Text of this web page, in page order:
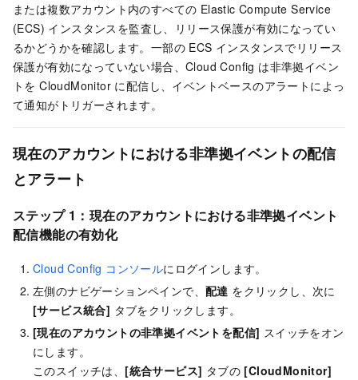
または複数アカウント内のすべての Elastic Compute Service
(ECS) インスタンスを監査し、リリース保護が有効になってい
るかどうかを確認します。一部の ECS インスタンスでリリース
保護が有効になっていない場合、Cloud Config は非準拠イベン
トを CloudMonitor に配信し、イベントベースのアラートによっ
て通知がトリガーされます。
現在のアカウントにおける非準拠イベントの配信
とアラート
ステップ 1：現在のアカウントにおける非準拠イベント
配信機能の有効化
Cloud Config コンソールにログインします。
左側のナビゲーションペインで、 配達 をクリックし、次に
[サービス統合] タブをクリックします。
[現在のアカウントの非準拠イベントを配信] スイッチをオン
にします。
このスイッチは、 [統合サービス] タブの [CloudMonitor]